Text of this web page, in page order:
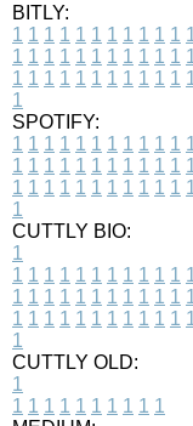
BITLY:
1 1 1 1 1 1 1 1 1 1 1
1 1 1 1 1 1 1 1 1 1 1
1 1 1 1 1 1 1 1 1 1 1
1
SPOTIFY:
1 1 1 1 1 1 1 1 1 1 1
1 1 1 1 1 1 1 1 1 1 1
1 1 1 1 1 1 1 1 1 1 1
1
CUTTLY BIO:
1
1 1 1 1 1 1 1 1 1 1 1
1 1 1 1 1 1 1 1 1 1 1
1 1 1 1 1 1 1 1 1 1 1
1
CUTTLY OLD:
1
1 1 1 1 1 1 1 1 1 1